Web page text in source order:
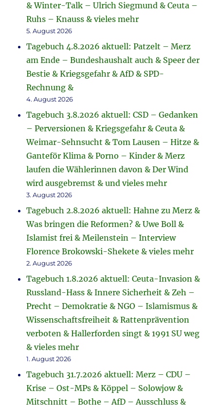
& Winter-Talk – Ulrich Siegmund & Ceuta –
Ruhs – Knauss & vieles mehr
5. August 2026
Tagebuch 4.8.2026 aktuell: Patzelt – Merz
am Ende – Bundeshaushalt auch & Speer der
Bestie & Kriegsgefahr & AfD & SPD-
Rechnung &
4. August 2026
Tagebuch 3.8.2026 aktuell: CSD – Gedanken
– Perversionen & Kriegsgefahr & Ceuta &
Weimar-Sehnsucht & Tom Lausen – Hitze &
Ganteför Klima & Porno – Kinder & Merz
laufen die Wählerinnen davon & Der Wind
wird ausgebremst & und vieles mehr
3. August 2026
Tagebuch 2.8.2026 aktuell: Hahne zu Merz &
Was bringen die Reformen? & Uwe Boll &
Islamist frei & Meilenstein – Interview
Florence Brokowski-Shekete & vieles mehr
2. August 2026
Tagebuch 1.8.2026 aktuell: Ceuta-Invasion &
Russland-Hass & Innere Sicherheit & Zeh –
Precht – Demokratie & NGO – Islamismus &
Wissenschaftsfreiheit & Rattenprävention
verboten & Hallerforden singt & 1991 SU weg
& vieles mehr
1. August 2026
Tagebuch 31.7.2026 aktuell: Merz – CDU –
Krise – Ost-MPs & Köppel – Solowjow &
Mitschnitt – Bothe – AfD – Ausschluss &